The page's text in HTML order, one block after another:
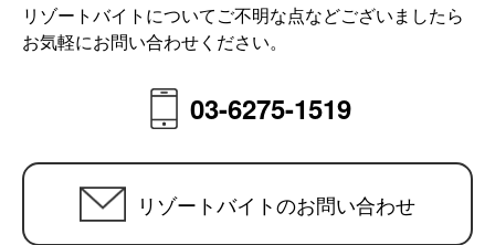
リゾートバイトについてご不明な点などございましたら
お気軽にお問い合わせください。
03-6275-1519
リゾートバイトのお問い合わせ